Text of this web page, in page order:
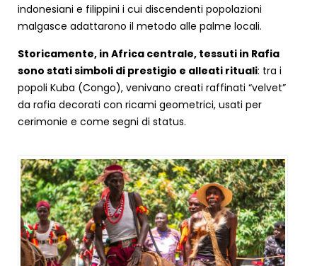
indonesiani e filippini i cui discendenti popolazioni
malgasce adattarono il metodo alle palme locali.
Storicamente, in Africa centrale, tessuti in Rafia
sono stati simboli di prestigio e alleati rituali: tra i
popoli Kuba (Congo), venivano creati raffinati “velvet”
da rafia decorati con ricami geometrici, usati per
cerimonie e come segni di status.